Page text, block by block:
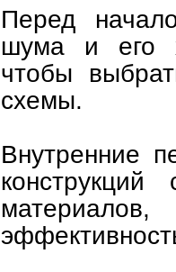
Перед
шума и его
чтобы
схемы.
Внутренние
конструкций